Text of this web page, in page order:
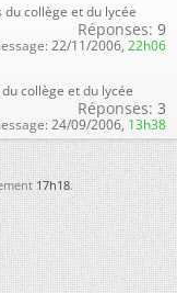
collège et du lycée
Réponses: 9
22/11/2006, 22h06
collège et du lycée
Réponses: 3
24/09/2006, 13h38
17h18.